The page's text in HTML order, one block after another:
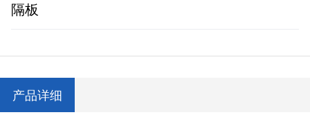
隔板
产品详细